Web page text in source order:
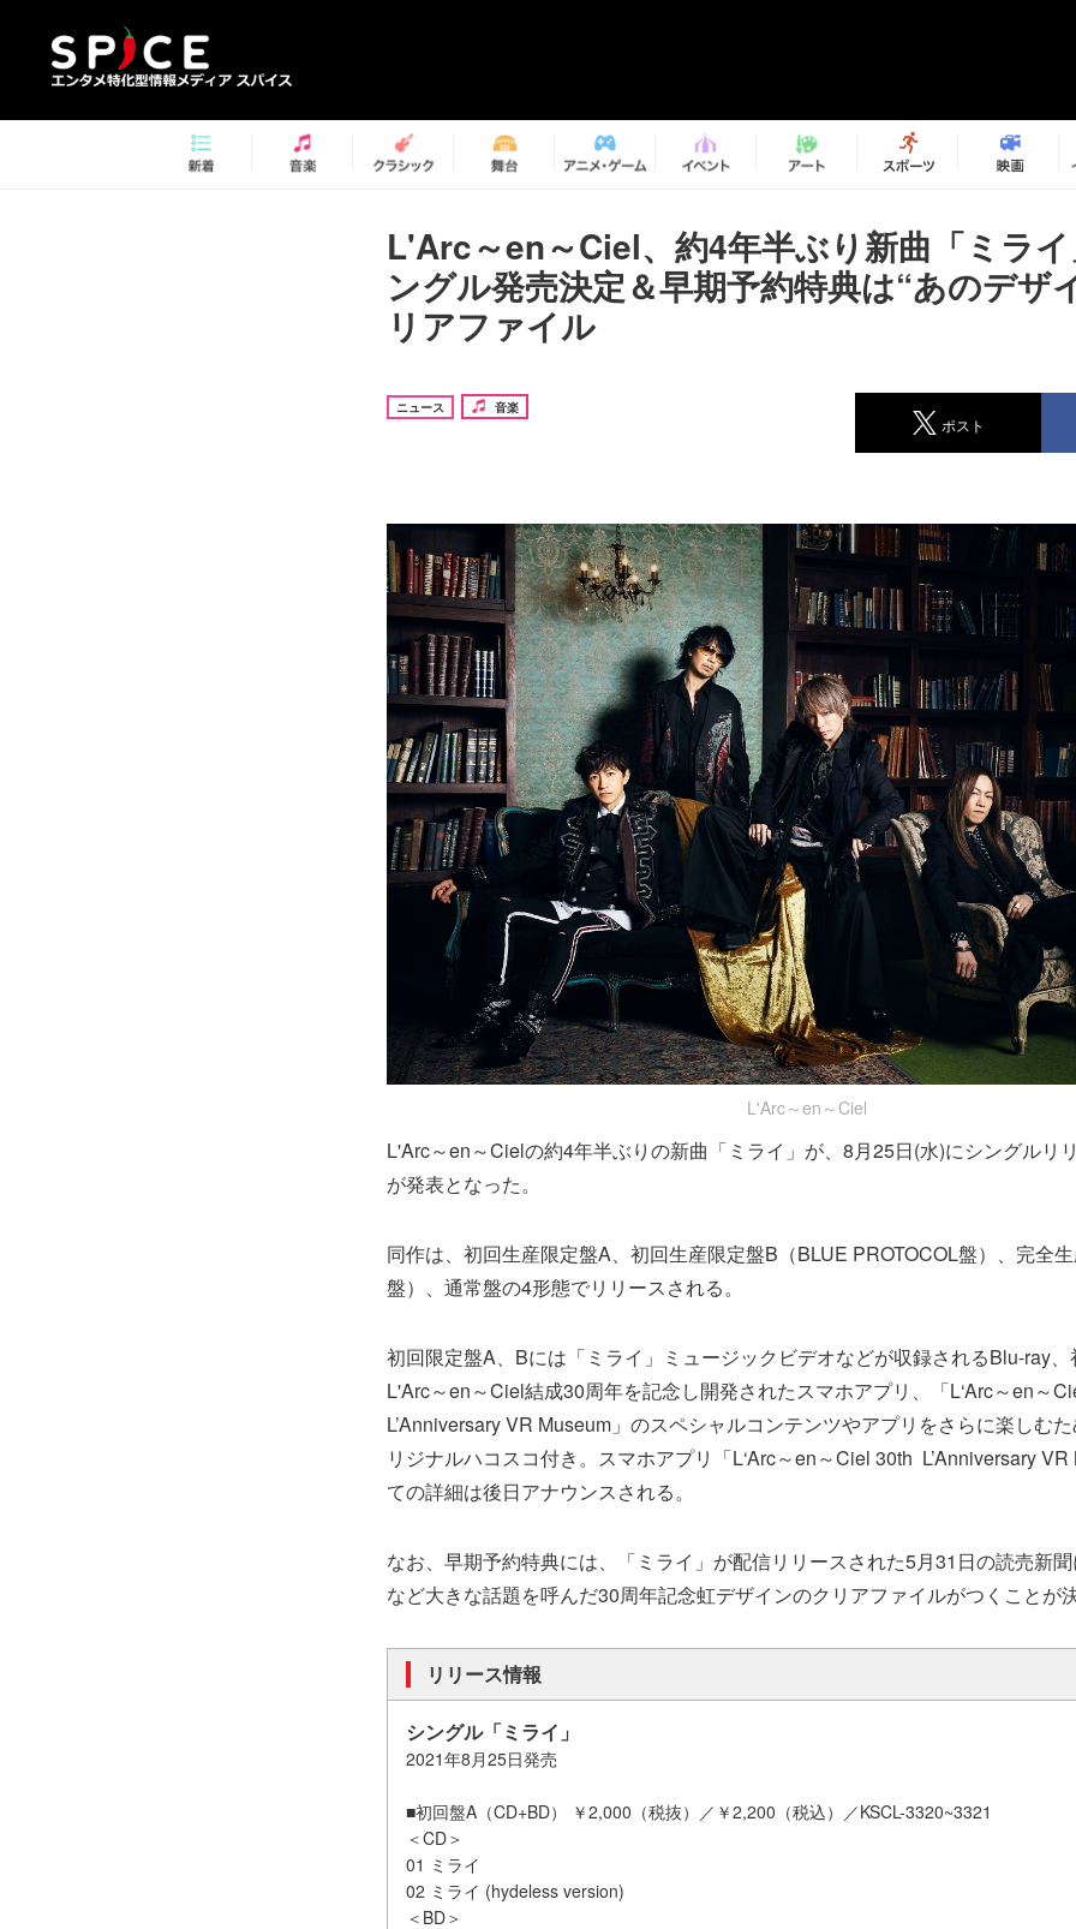
L'Arc～en～Ciel、約4年半ぶり新曲「ミラ
ングル発売決定＆早期予約特典は“あのデザ
リアファイル
ニュース 音楽
ポスト
L'Arc～en～Ciel
L'Arc～en～Cielの約4年半ぶりの新曲「ミライ」が、8月25日(水)にシングルリ
が発表となった。
同作は、初回生産限定盤A、初回生産限定盤B（BLUE PROTOCOL盤）、完全
盤）、通常盤の4形態でリリースされる。
初回限定盤A、Bには「ミライ」ミュージックビデオなどが収録されるBlu-ray
L'Arc～en～Ciel結成30周年を記念し開発されたスマホアプリ、「L‘Arc～en～
L’Anniversary VR Museum」のスペシャルコンテンツやアプリをさらに楽しむ
リジナルハコスコ付き。スマホアプリ「L‘Arc～en～Ciel 30th L’Anniversary
ての詳細は後日アナウンスされる。
なお、早期予約特典には、「ミライ」が配信リリースされた5月31日の読売新
など大きな話題を呼んだ30周年記念虹デザインのクリアファイルがつくことが
リリース情報
シングル「ミライ」
2021年8月25日発売
■初回盤A（CD+BD） ￥2,000（税抜）／￥2,200（税込）／KSCL-3320~3321
＜CD＞
01 ミライ
02 ミライ (hydeless version)
＜BD＞